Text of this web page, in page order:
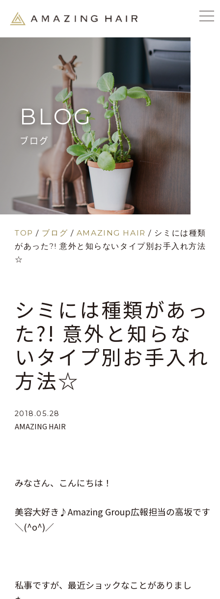
BLOG
ブログ
TOP / ブログ / AMAZING HAIR / シミには種類
があった?! 意外と知らないタイプ別お手入れ方法
☆
シミには種類があっ
た?! 意外と知らな
いタイプ別お手入れ
方法☆
2018.05.28
AMAZING HAIR
みなさん、こんにちは！
美容大好き♪Amazing Group広報担当の高坂です
＼(^o^)／
私事ですが、最近ショックなことがありまし